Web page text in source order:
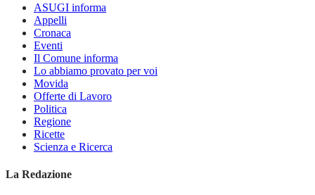
ASUGI informa
Appelli
Cronaca
Eventi
Il Comune informa
Lo abbiamo provato per voi
Movida
Offerte di Lavoro
Politica
Regione
Ricette
Scienza e Ricerca
La Redazione